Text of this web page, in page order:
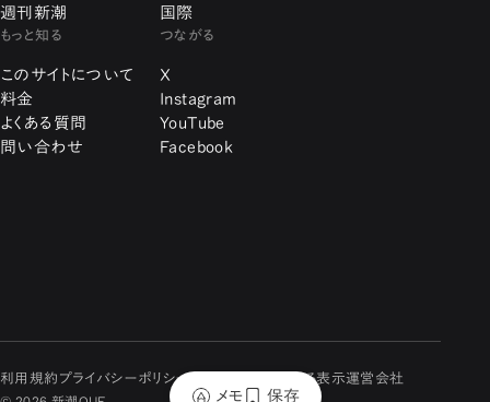
週刊新潮
国際
もっと知る
このサイトについて
料金
よくある質問
問い合わせ
つながる
X
Instagram
YouTube
Facebook
利用規約 プライバシーポリシー 特定商取引に関する表示運営会社
メモ 保存